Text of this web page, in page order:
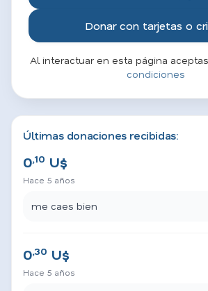
Donar con tarjetas o
Al interactuar en esta página
condiciones
Últimas donaciones recibidas:
0,10 U$
Hace 5 años
me caes bien
0,30 U$
Hace 5 años